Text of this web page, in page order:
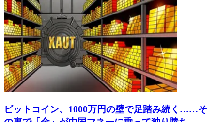
ビットコイン、1000万円の壁で足踏み続く……そ